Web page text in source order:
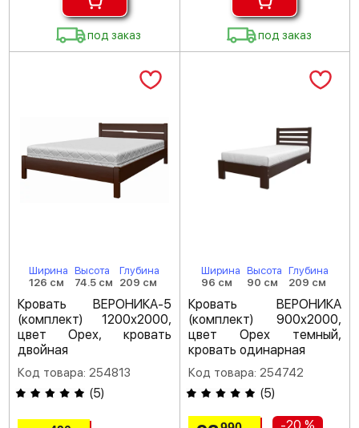
под заказ под заказ
Ширина
126 см
Высота
74.5 см
Глубина
209 см
Кровать ВЕРОНИКА-5
(комплект) 1200х2000,
цвет Орех, кровать
двойная
Код товара: 254813
(5)
Ширина
96 см
Высота
90 см
Глубина
209 см
Кровать ВЕРОНИКА
(комплект) 900х2000,
цвет Орех темный,
кровать одинарная
Код товара: 254742
(5)
-20 %